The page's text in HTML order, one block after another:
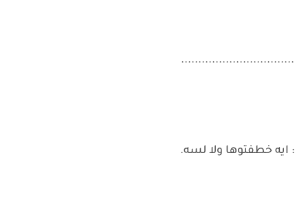
.................................
: ايه خطفتوها ولا لسه.